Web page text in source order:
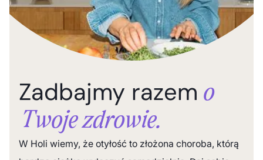
Zadbajmy razemo
Twoje zdrowie.
W Holi wiemy, że otyłość to złożona choroba, którą